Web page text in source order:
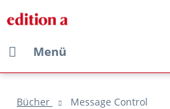
Menü
Bücher Message Control